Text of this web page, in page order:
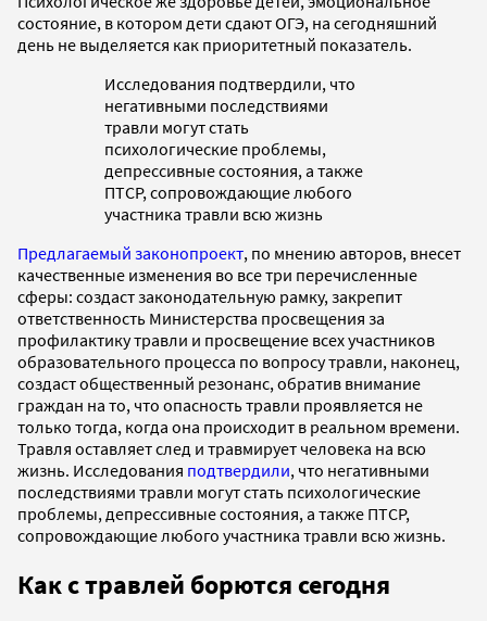
состояние, в котором дети сдают ОГЭ, на сегодняшний
день не выделяется как приоритетный показатель.
Исследования подтвердили, что
негативными последствиями
травли могут стать
психологические проблемы,
депрессивные состояния, а также
ПТСР, сопровождающие любого
участника травли всю жизнь
Предлагаемый законопроект, по мнению авторов, внесет
качественные изменения во все три перечисленные
сферы: создаст законодательную рамку, закрепит
ответственность Министерства просвещения за
профилактику травли и просвещение всех участников
образовательного процесса по вопросу травли, наконец,
создаст общественный резонанс, обратив внимание
граждан на то, что опасность травли проявляется не
только тогда, когда она происходит в реальном времени.
Травля оставляет след и травмирует человека на всю
жизнь. Исследования подтвердили, что негативными
последствиями травли могут стать психологические
проблемы, депрессивные состояния, а также ПТСР,
сопровождающие любого участника травли всю жизнь.
Как с травлей борются сегодня